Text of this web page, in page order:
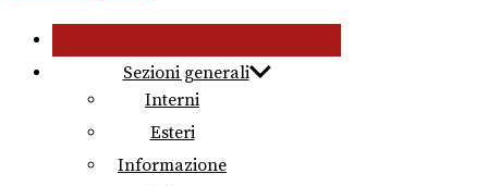
Sezioni generali
Interni
Esteri
Informazione